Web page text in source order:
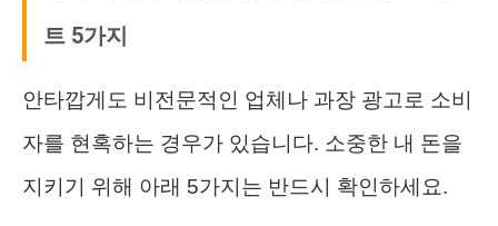
트 5가지
안타깝게도 비전문적인 업체나 과장 광고로 소비
자를 현혹하는 경우가 있습니다. 소중한 내 돈을
지키기 위해 아래 5가지는 반드시 확인하세요.